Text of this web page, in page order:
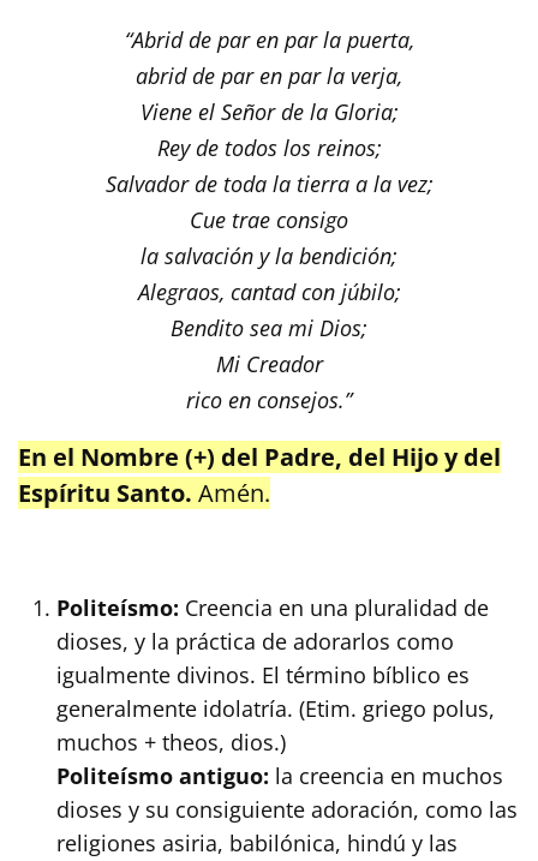
“Abrid de par en par la puerta,
abrid de par en par la verja,
Viene el Señor de la Gloria;
Rey de todos los reinos;
Salvador de toda la tierra a la vez;
Cue trae consigo
la salvación y la bendición;
Alegraos, cantad con júbilo;
Bendito sea mi Dios;
Mi Creador
rico en consejos.”
En el Nombre (+) del Padre, del Hijo y del
Espíritu Santo. Amén.
Politeísmo: Creencia en una pluralidad de
dioses, y la práctica de adorarlos como
igualmente divinos. El término bíblico es
generalmente idolatría. (Etim. griego polus,
muchos + theos, dios.)
Politeísmo antiguo: la creencia en muchos
dioses y su consiguiente adoración, como las
religiones asiria, babilónica, hindú y las